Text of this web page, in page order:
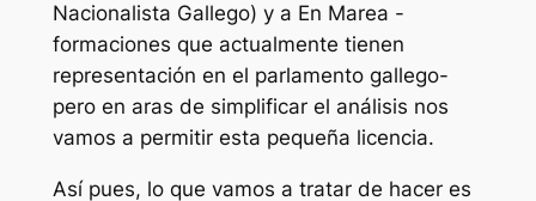
Nacionalista Gallego) y a En Marea -
formaciones que actualmente tienen
representación en el parlamento gallego-
pero en aras de simplificar el análisis nos
vamos a permitir esta pequeña licencia.
Así pues, lo que vamos a tratar de hacer es